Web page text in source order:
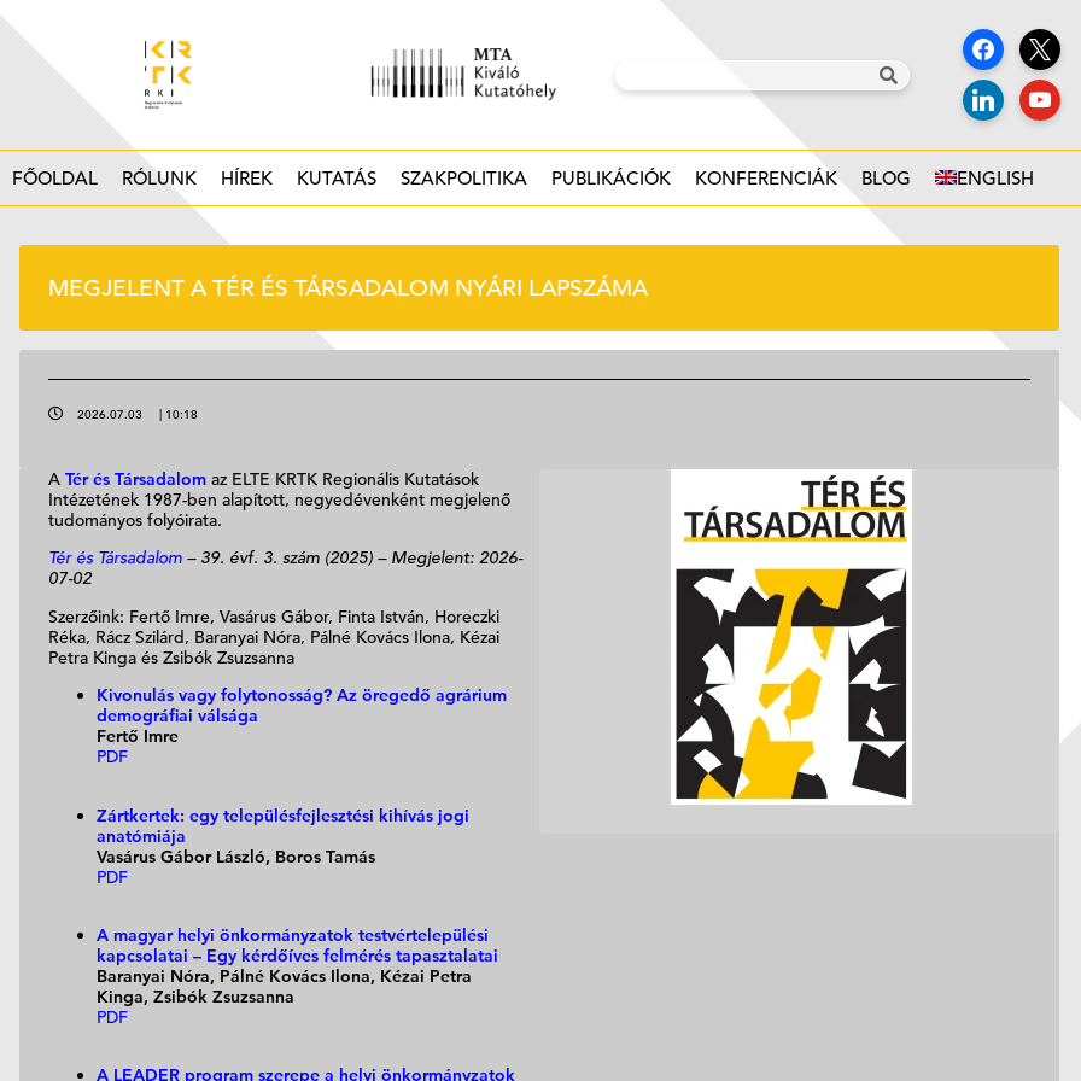
FŐOLDAL RÓLUNK HÍREK KUTATÁS SZAKPOLITIKA PUBLIKÁCIÓK KONFERENCIÁK BLOG ENGLISH
MEGJELENT A TÉR ÉS TÁRSADALOM NYÁRI LAPSZÁMA
2026.07.03 | 10:18
A Tér és Társadalom az ELTE KRTK Regionális Kutatások
Intézetének 1987-ben alapított, negyedévenként megjelenő
tudományos folyóirata.
Tér és Társadalom – 39. évf. 3. szám (2025) – Megjelent: 2026-
07-02
Szerzőink: Fertő Imre, Vasárus Gábor, Finta István, Horeczki
Réka, Rácz Szilárd, Baranyai Nóra, Pálné Kovács Ilona, Kézai
Petra Kinga és Zsibók Zsuzsanna
Kivonulás vagy folytonosság? Az öregedő agrárium
demográfiai válsága
Fertő Imre
PDF
Zártkertek: egy településfejlesztési kihívás jogi
anatómiája
Vasárus Gábor László, Boros Tamás
PDF
A magyar helyi önkormányzatok testvértelepülési
kapcsolatai – Egy kérdőíves felmérés tapasztalatai
Baranyai Nóra, Pálné Kovács Ilona, Kézai Petra
Kinga, Zsibók Zsuzsanna
PDF
A LEADER program szerepe a helyi önkormányzatok